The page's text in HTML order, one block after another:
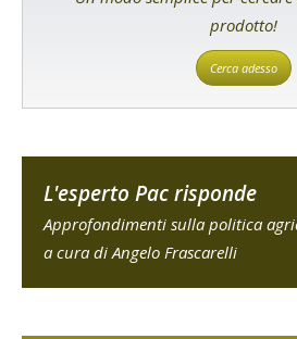
prodotto!
Cerca adesso
L'esperto Pac risponde
Approfondimenti sulla politica
a cura di Angelo Frascarelli